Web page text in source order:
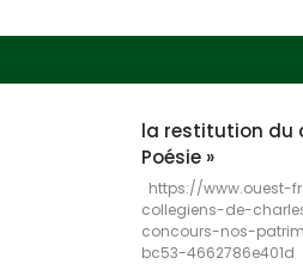
la restitution du
Poésie »
https://www.ouest-
collegiens-de-
concours-nos-
bc53-